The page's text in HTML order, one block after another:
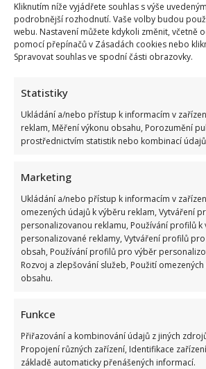
Kliknutím níže vyjádřete souhlas s výše
podrobnější rozhodnutí. Vaše volby budou
webu. Nastavení můžete kdykoli změnit, včetně
pomocí přepínačů v Zásadách cookies nebo
Spravovat souhlas ve spodní části obrazovky.
Statistiky
Ukládání a/nebo přístup k informacím v
reklam, Měření výkonu obsahu, Porozumění
prostřednictvím statistik nebo kombinací
Marketing
Ukládání a/nebo přístup k informacím v
omezených údajů k výběru reklam, Vytváření
personalizovanou reklamu, Používání profilů k
personalizované reklamy, Vytváření profilů
obsah, Používání profilů pro výběr
Rozvoj a zlepšování služeb, Použití
obsahu.
Funkce
Přiřazování a kombinování údajů z jiných
Propojení různých zařízení, Identifikace
základě automaticky přenášených informací.
Celebrity
Suchánek si rýpl do Macinky a jeho
klimatické krizi: Svým videem
8. 8. 2026